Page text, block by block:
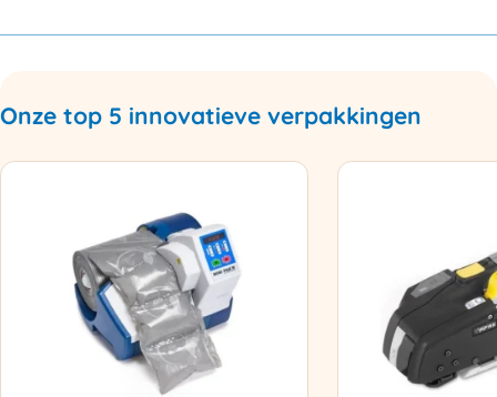
Onze top 5 innovatieve verpakkingen